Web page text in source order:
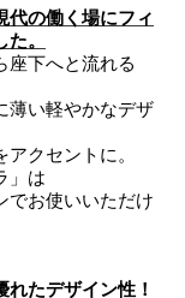
代の働く場にフィ
。
座下へと流れる
薄い軽やかなデザ
クセントに。
」は
でお使いいただけ
たデザイン性！